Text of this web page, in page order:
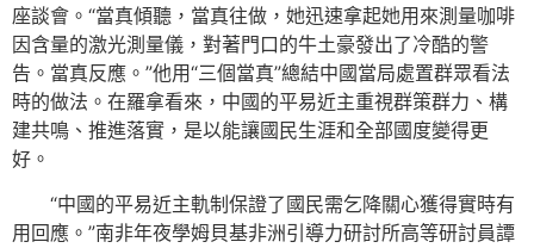
座談會。“當真傾聽，當真往做，她迅速拿起她用來測量咖啡
因含量的激光測量儀，對著門口的牛土豪發出了冷酷的警
告。當真反應。”他用“三個當真”總結中國當局處置群眾看法
時的做法。在羅拿看來，中國的平易近主重視群策群力、構
建共鳴、推進落實，是以能讓國民生涯和全部國度變得更
好。
“中國的平易近主軌制保證了國民需乞降關心獲得實時有
用回應。”南非年夜學姆貝基非洲引導力研討所高等研討員譚